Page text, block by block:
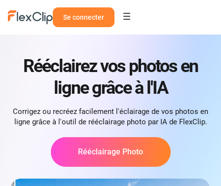
Se connecter
Rééclairez vos photos en
ligne grâce à l'IA
Corrigez ou recréez facilement l'éclairage de vos photos en
ligne grâce à l'outil de rééclairage photo par IA de FlexClip.
Rééclairage Photo